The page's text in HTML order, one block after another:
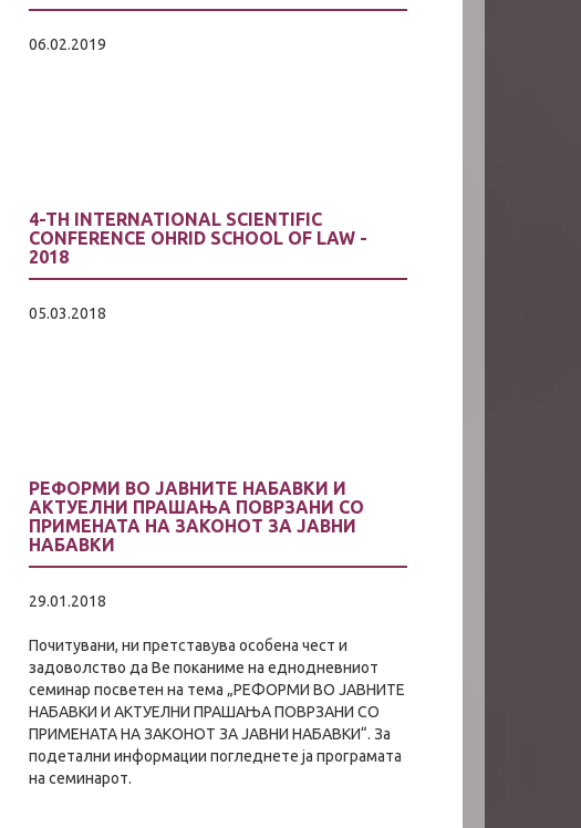
06.02.2019
4-TH INTERNATIONAL SCIENTIFIC
CONFERENCE OHRID SCHOOL OF LAW -
2018
05.03.2018
РЕФОРМИ ВО ЈАВНИТЕ НАБАВКИ И
АКТУЕЛНИ ПРАШАЊА ПОВРЗАНИ СО
ПРИМЕНАТА НА ЗАКОНОТ ЗА ЈАВНИ
НАБАВКИ
29.01.2018
Почитувани, ни претставува особена чест и
задоволство да Ве поканиме на еднодневниот
семинар посветен на тема „РЕФОРМИ ВО ЈАВНИТЕ
НАБАВКИ И АКТУЕЛНИ ПРАШАЊА ПОВРЗАНИ СО
ПРИМЕНАТА НА ЗАКОНОТ ЗА ЈАВНИ НАБАВКИ“. За
подетални информации погледнете ја програмата
на семинарот.